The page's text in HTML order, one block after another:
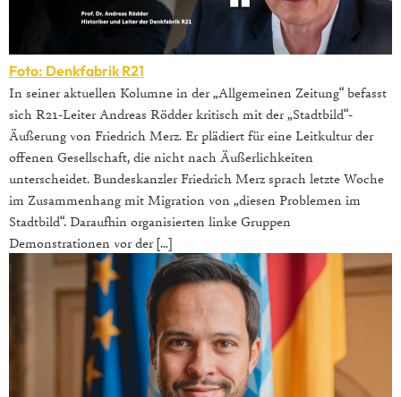
Foto: Denkfabrik R21
In seiner aktuellen Kolumne in der „Allgemeinen Zeitung“ befasst
sich R21-Leiter Andreas Rödder kritisch mit der „Stadtbild“-
Äußerung von Friedrich Merz. Er plädiert für eine Leitkultur der
offenen Gesellschaft, die nicht nach Äußerlichkeiten
unterscheidet. Bundeskanzler Friedrich Merz sprach letzte Woche
im Zusammenhang mit Migration von „diesen Problemen im
Stadtbild“. Daraufhin organisierten linke Gruppen
Demonstrationen vor der […]